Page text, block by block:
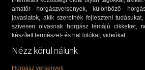
amatőr horgászversenyek, különböző
javaslatok, akik szeretnék fejleszteni
szívesen olvasnak horgász témájú cikkeket,
készített természet- és hal fotókat, videókat.
Nézz körül nálunk
Horgász versenyek